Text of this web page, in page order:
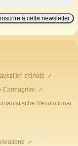
en chinois
Carmagnini
Revolutionär.